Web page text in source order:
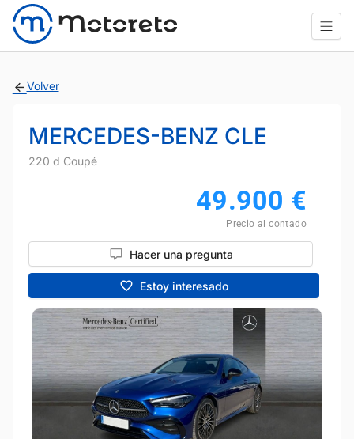
Volver
MERCEDES-BENZ CLE
220 d Coupé
49.900 €
Precio al contado
Hacer una pregunta
Estoy interesado